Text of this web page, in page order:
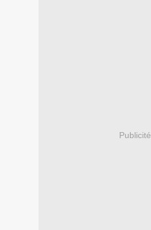
Publicité